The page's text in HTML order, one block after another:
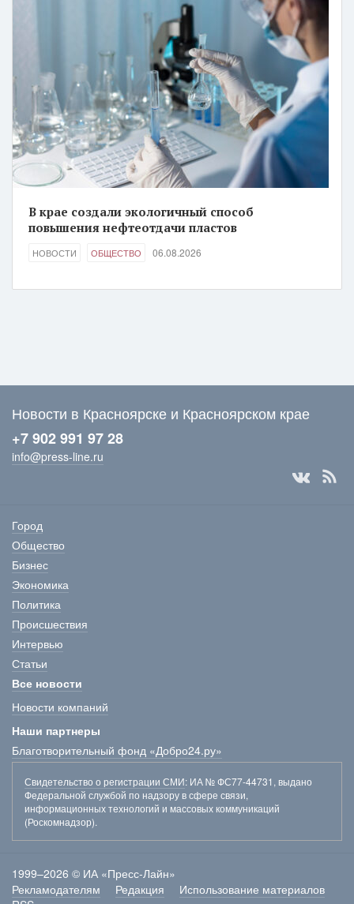
В крае создали экологичный способ
повышения нефтеотдачи пластов
НОВОСТИ ОБЩЕСТВО 06.08.2026
Новости в Красноярске и Красноярском крае
+7 902 991 97 28
info@press-line.ru
Город
Общество
Бизнес
Экономика
Политика
Происшествия
Интервью
Статьи
Все новости
Новости компаний
Наши партнеры
Благотворительный фонд «Добро24.ру»
Свидетельство о регистрации СМИ: ИА № ФС77-44731, выдано
Федеральной службой по надзору в сфере связи,
информационных технологий и массовых коммуникаций
(Роскомнадзор).
1999–2026 © ИА «Пресс-Лайн»
Рекламодателям
Редакция
Использование материалов